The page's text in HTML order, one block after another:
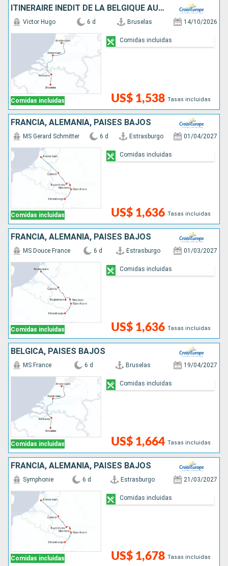
ITINÉRAIRE INÉDIT DE LA BELGIQUE AUX PAYS-BAS
Comidas incluidas
Victor Hugo 6 d Bruselas 14/10/2026
US$ 1,538 Tasas incluidas
Comidas incluidas
FRANCIA, ALEMANIA, PAISES BAJOS
Comidas incluidas
MS Gerard Schmitter 6 d Estrasburgo 01/04/2027
US$ 1,636 Tasas incluidas
Comidas incluidas
FRANCIA, ALEMANIA, PAISES BAJOS
Comidas incluidas
MS Douce France 6 d Estrasburgo 01/03/2027
US$ 1,636 Tasas incluidas
Comidas incluidas
BÉLGICA, PAISES BAJOS
Comidas incluidas
MS France 6 d Bruselas 19/04/2027
US$ 1,664 Tasas incluidas
Comidas incluidas
FRANCIA, ALEMANIA, PAISES BAJOS
Comidas incluidas
Symphonie 6 d Estrasburgo 21/03/2027
US$ 1,678 Tasas incluidas
Comidas incluidas